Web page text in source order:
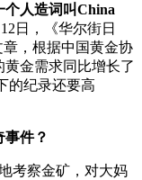
个人造词叫China
日，《华尔街日
，根据中国黄金协
金需求同比增长了
的纪录还要高
件？
考察金矿，对大妈